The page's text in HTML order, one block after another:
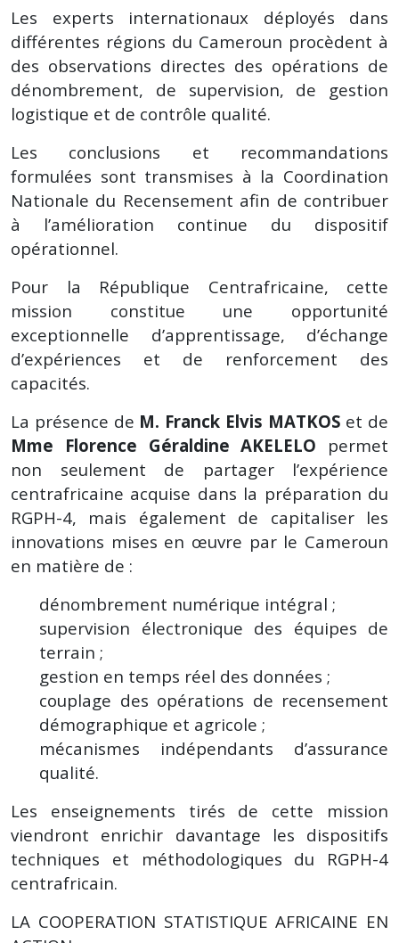
Les experts internationaux déployés dans
différentes régions du Cameroun procèdent à
des observations directes des opérations de
dénombrement, de supervision, de gestion
logistique et de contrôle qualité.
Les conclusions et recommandations
formulées sont transmises à la Coordination
Nationale du Recensement afin de contribuer
à l’amélioration continue du dispositif
opérationnel.
Pour la République Centrafricaine, cette
mission constitue une opportunité
exceptionnelle d’apprentissage, d’échange
d’expériences et de renforcement des
capacités.
La présence de M. Franck Elvis MATKOS et de
Mme Florence Géraldine AKELELO permet
non seulement de partager l’expérience
centrafricaine acquise dans la préparation du
RGPH-4, mais également de capitaliser les
innovations mises en œuvre par le Cameroun
en matière de :
dénombrement numérique intégral ;
supervision électronique des équipes de
terrain ;
gestion en temps réel des données ;
couplage des opérations de recensement
démographique et agricole ;
mécanismes indépendants d’assurance
qualité.
Les enseignements tirés de cette mission
viendront enrichir davantage les dispositifs
techniques et méthodologiques du RGPH-4
centrafricain.
LA COOPERATION STATISTIQUE AFRICAINE EN